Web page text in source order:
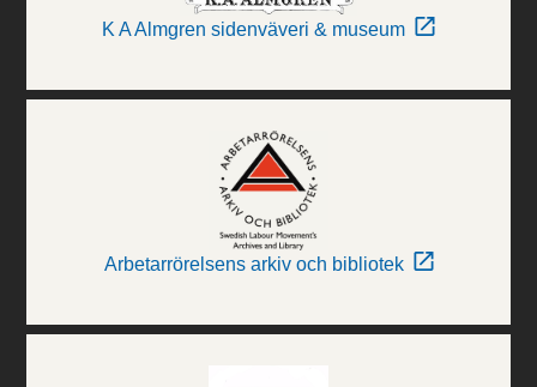
K A Almgren sidenväveri & museum
Arbetarrörelsens arkiv och bibliotek